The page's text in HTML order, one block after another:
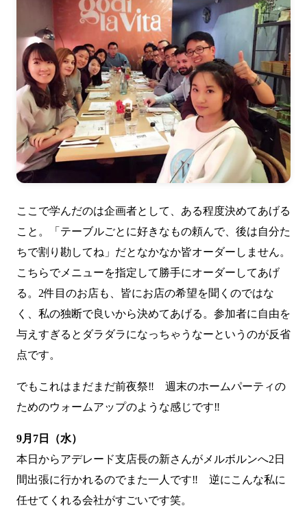
ここで学んだのは企画者として、ある程度決めてあげる
こと。「テーブルごとに好きなもの頼んで、後は自分た
ちで割り勘してね」だとなかなか皆オーダーしません。
こちらでメニューを指定して勝手にオーダーしてあげ
る。2件目のお店も、皆にお店の希望を聞くのではな
く、私の独断で良いから決めてあげる。参加者に自由を
与えすぎるとダラダラになっちゃうなーというのが反省
点です。
でもこれはまだまだ前夜祭‼ 週末のホームパーティの
ためのウォームアップのような感じです‼
9月7日（水）
本日からアデレード支店長の新さんがメルボルンへ2日
間出張に行かれるのでまた一人です‼ 逆にこんな私に
任せてくれる会社がすごいです笑。